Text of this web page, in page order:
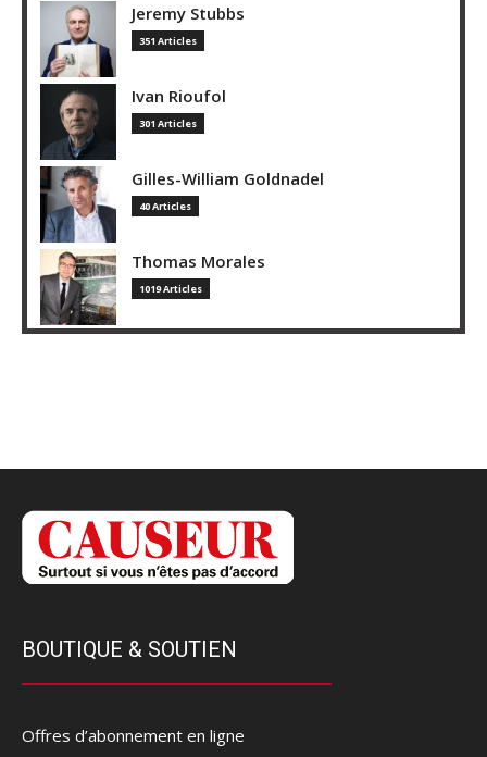
Jeremy Stubbs
351 Articles
Ivan Rioufol
301 Articles
Gilles-William Goldnadel
40 Articles
Thomas Morales
1019 Articles
BOUTIQUE & SOUTIEN
Offres d’abonnement en ligne